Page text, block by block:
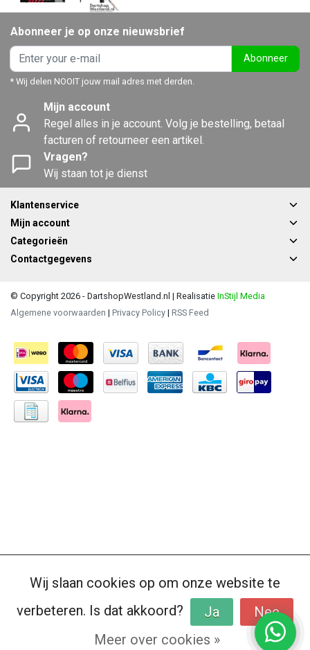
Abonneer je op onze nieuwsbrief
Abonneer
* Wij delen NOOIT jouw mail adres met derden.
Mijn account
Regel alles in je account. Volg je bestelling, betaal
facturen of retourneer een artikel.
Vragen?
Wij staan tot je dienst
Klantenservice
Mijn account
Categorieën
Contactgegevens
© Copyright 2026 - DartshopWestland.nl | Realisatie InStijl Media
Algemene voorwaarden | Privacy Policy | RSS Feed
Wij slaan cookies op om onze website te
verbeteren. Is dat akkoord?
Ja
Nee
Meer over cookies »